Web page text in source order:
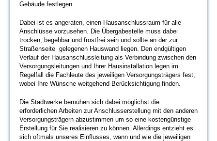
Gebäude festlegen.
Dabei ist es angeraten, einen Hausanschlussraum für alle
Anschlüsse vorzusehen. Die Übergabestelle muss dabei
trocken, begehbar und frostfrei sein und sollte an der zur
Straßenseite gelegenen Hauswand liegen. Den endgültigen
Verlauf der Hausanschlussleitung als Verbindung zwischen den
Versorgungsleitungen und Ihrer Hausinstallation legen im
Regelfall die Fachleute des jeweiligen Versorgungsträgers fest,
wobei Ihre Wünsche weitgehend Berücksichtigung finden.
Die Stadtwerke bemühen sich dabei möglichst die
erforderlichen Arbeiten zur Anschlusserstellung mit den anderen
Versorgungsträgern abzustimmen um so eine kostengünstige
Erstellung für Sie realisieren zu können. Allerdings entzieht es
sich oftmals unseres Einflusses, wann und wie die jeweiligen